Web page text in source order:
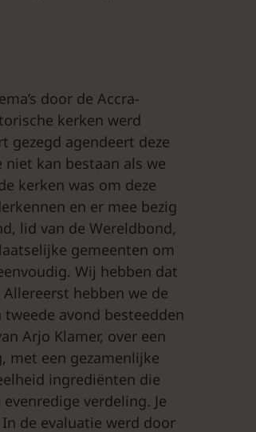
door de Accra-
kerken werd
gezegd agendeert deze
kan bestaan als we
kerken was om deze
en er mee bezig
lid van de Wereldbond,
gemeenten om
Wij hebben dat
hebben we de
avond besteedden
Arjo Klamer, over een
met een gezamenlijke
ingrediënten die
verdeling. Je
de evaluatie werd door